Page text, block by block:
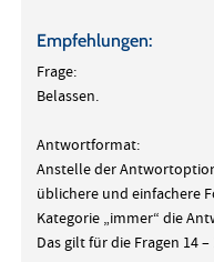
Empfehlungen:
Frage:
Belassen.
Antwortformat:
Anstelle der
üblichere und einfachere
Kategorie „immer“ die
Das gilt für die Fragen 14 –